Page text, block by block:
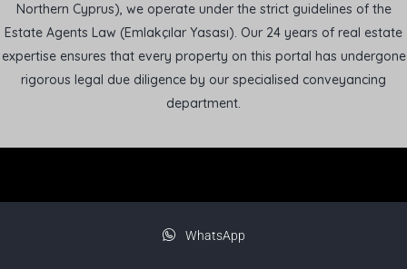
Northern Cyprus), we operate under the strict guidelines of the
Estate Agents Law (Emlakçılar Yasası). Our 24 years of real estate
expertise ensures that every property on this portal has undergone
rigorous legal due diligence by our specialised conveyancing
department.
WhatsApp